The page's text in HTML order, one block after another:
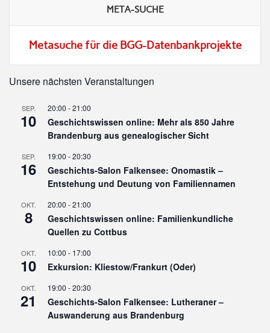
META-SUCHE
Metasuche für die BGG-Datenbankprojekte
Unsere nächsten Veranstaltungen
SEP.
10
20:00 -21:00
Geschichtswissen online: Mehr als 850 Jahre
Brandenburg aus genealogischer Sicht
SEP.
16
19:00 -20:30
Geschichts-Salon Falkensee: Onomastik –
Entstehung und Deutung von Familiennamen
OKT.
8
20:00 -21:00
Geschichtswissen online: Familienkundliche
Quellen zu Cottbus
OKT.
10
10:00 - 17:00
Exkursion: Kliestow/Frankurt (Oder)
OKT.
21
19:00 -20:30
Geschichts-Salon Falkensee: Lutheraner –
Auswanderung aus Brandenburg